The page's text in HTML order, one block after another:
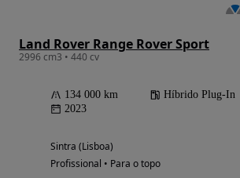
Land Rover Range Rover Sport
2996 cm3 • 440 cv
134 000 km Híbrido Plug-In
2023
Sintra (Lisboa)
Profissional • Para o topo